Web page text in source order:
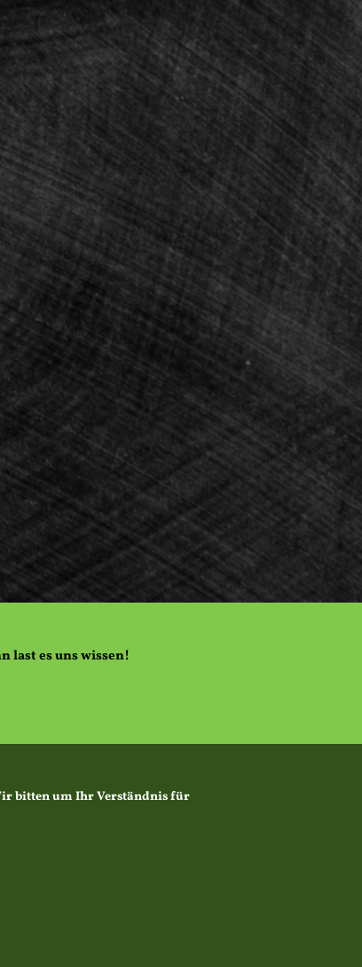
last es uns wissen!
bitten um Ihr Verständnis für